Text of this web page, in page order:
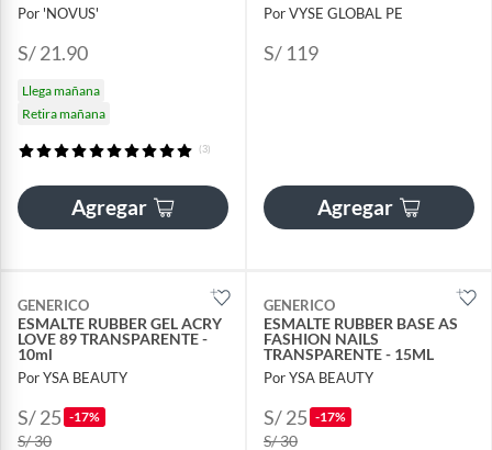
Por 'NOVUS'
S/ 21.90
Llega mañana
Retira mañana
(3)
Agregar
Por VYSE GLOBAL PE
S/ 119
Agregar
GENERICO
ESMALTE RUBBER GEL ACRY
LOVE 89 TRANSPARENTE -
10ml
Por YSA BEAUTY
S/ 25 -17%
S/ 30
GENERICO
ESMALTE RUBBER BASE AS
FASHION NAILS
TRANSPARENTE - 15ML
Por YSA BEAUTY
S/ 25 -17%
S/ 30